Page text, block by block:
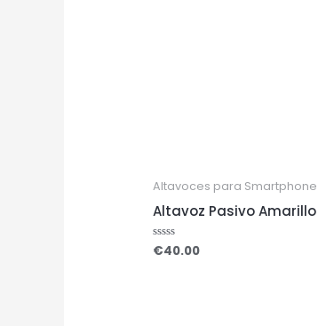
Altavoces para Smartphone
Altavoz Pasivo Amarillo
Rated
0
€40.00